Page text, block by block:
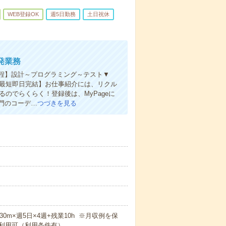
WEB登録OK 週5日勤務 土日祝休
業務
】設計～プログラミング～テスト▼
短即日完結】お仕事紹介には、リクル
のでらくらく！登録後は、MyPageに
のコーデ…つづきを見る
週5日×4週+残業10h ※月収例を保